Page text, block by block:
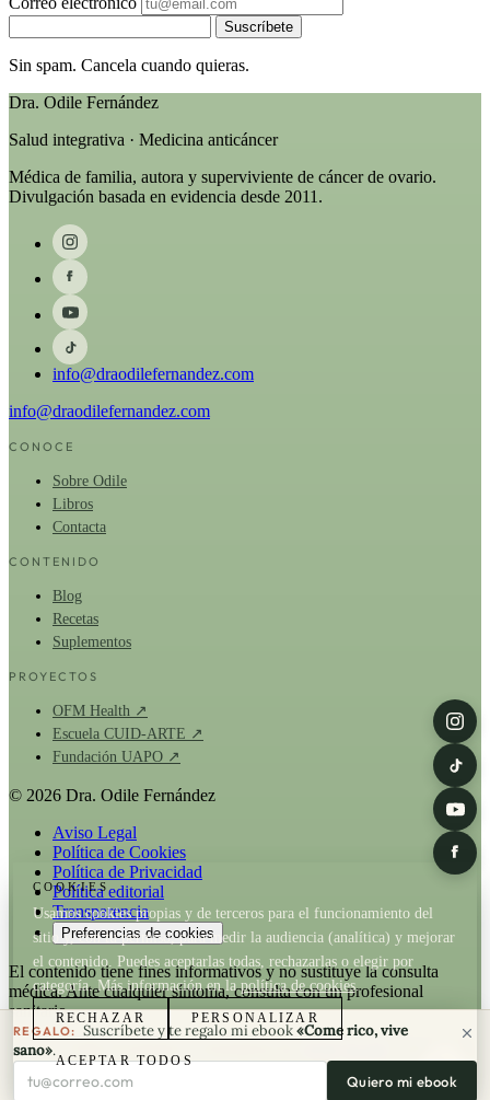
Suscríbete
Sin spam. Cancela cuando quieras.
Dra. Odile Fernández
Salud integrativa · Medicina anticáncer
Médica de familia, autora y superviviente de cáncer de ovario.
Divulgación basada en evidencia desde 2011.
info@draodilefernandez.com
info@draodilefernandez.com
CONOCE
Sobre Odile
Libros
Contacta
CONTENIDO
Blog
Recetas
Suplementos
PROYECTOS
OFM Health ↗
Escuela CUID-ARTE ↗
Fundación UAPO ↗
© 2026 Dra. Odile Fernández
Aviso Legal
Política de Cookies
Política de Privacidad
Política editorial
Transparencia
Preferencias de cookies
El contenido tiene fines informativos y no sustituye la consulta
médica. Ante cualquier síntoma, consulta con un profesional
sanitario.
La Dra. Odile Fernández es fundadora de
artículo recomienda un producto de OFM existe relación comercial;
consulta nuestrapolítica de transparencia política editorial.
COOKIES
Usamos cookies propias y de terceros para el funcionamiento del
sitio y, con tu permiso, para medir la audiencia (analítica) y mejorar
el contenido. Puedes aceptarlas todas, rechazarlas o elegir por
categoría. Más información en lapolítica de cookies.
RECHAZAR PERSONALIZAR
ACEPTAR TODOS
REGALO: Suscríbete y te regalo mi ebook«Come rico, vive
sano».
Tu correo electrónico
Quiero mi ebook